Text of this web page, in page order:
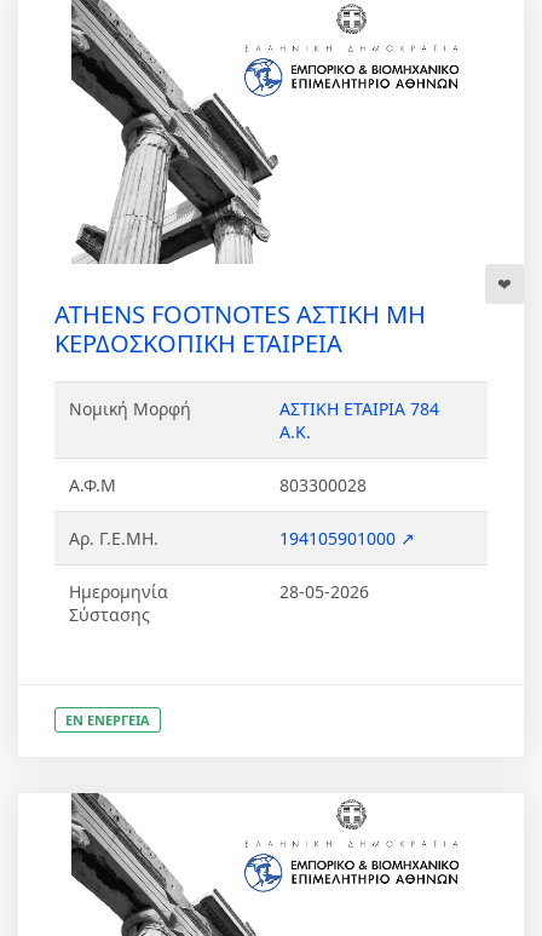
ATHENS FOOTNOTES ΑΣΤΙΚΗ ΜΗ
ΚΕΡΔΟΣΚΟΠΙΚΗ ΕΤΑΙΡΕΙΑ
Νομική Μορφή
ΑΣΤΙΚΗ ΕΤΑΙΡΙΑ 784
Α.Κ.
Α.Φ.Μ 803300028
Αρ. Γ.Ε.ΜΗ. 194105901000 ↗
Ημερομηνία
Σύστασης
28-05-2026
ΕΝ ΕΝΕΡΓΕΙΑ